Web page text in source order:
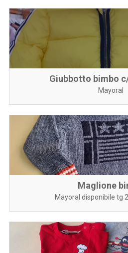
Giubbotto bimbo
Mayoral
Maglione
Mayoral disponibile tg